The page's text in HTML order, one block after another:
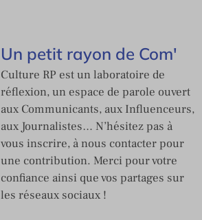
Un petit rayon de Com'
Culture RP est un laboratoire de
réflexion, un espace de parole ouvert
aux Communicants, aux Influenceurs,
aux Journalistes… N’hésitez pas à
vous inscrire, à nous contacter pour
une contribution. Merci pour votre
confiance ainsi que vos partages sur
les réseaux sociaux !